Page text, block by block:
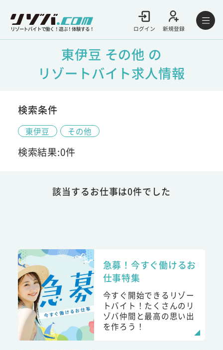
リゾートバイトで働く！遊ぶ！体験する！ ログイン 新規登録
東伊豆 その他 の
リゾートバイト求人情報
検索条件
東伊豆 その他
検索結果:0件
該当するお仕事は0件でした
急募！今すぐ働けるお
仕事特集
今すぐ開始できるリゾー
トバイト！たくさんのリ
ゾバ仲間と最高の思い出
を作ろう！